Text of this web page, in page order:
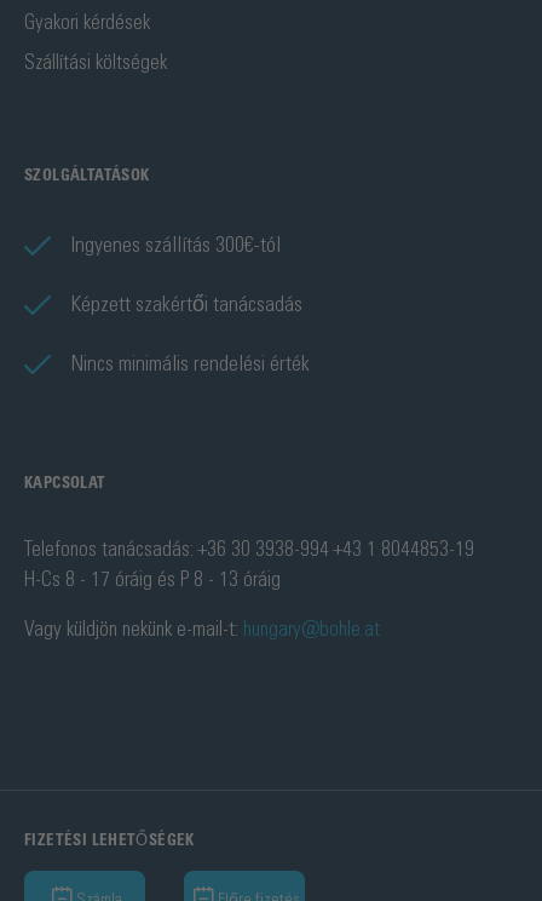
Gyakori kérdések
Szállítási költségek
SZOLGÁLTATÁSOK
Ingyenes szállítás 300€-tól
Képzett szakértői tanácsadás
Nincs minimális rendelési érték
KAPCSOLAT
Telefonos tanácsadás: +36 30 3938-994 +43 1 8044853-19
H-Cs 8 - 17 óráig és P 8 - 13 óráig
Vagy küldjön nekünk e-mail-t: hungary@bohle.at
FIZETÉSI LEHETŐSÉGEK